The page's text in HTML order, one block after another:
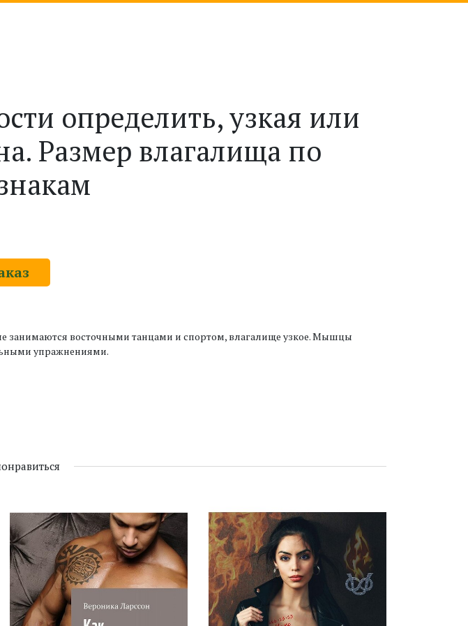
определить, узкая или
Размер влагалища по
занимаются восточными танцами и спортом, влагалище узкое. Мышцы
упражнениями.